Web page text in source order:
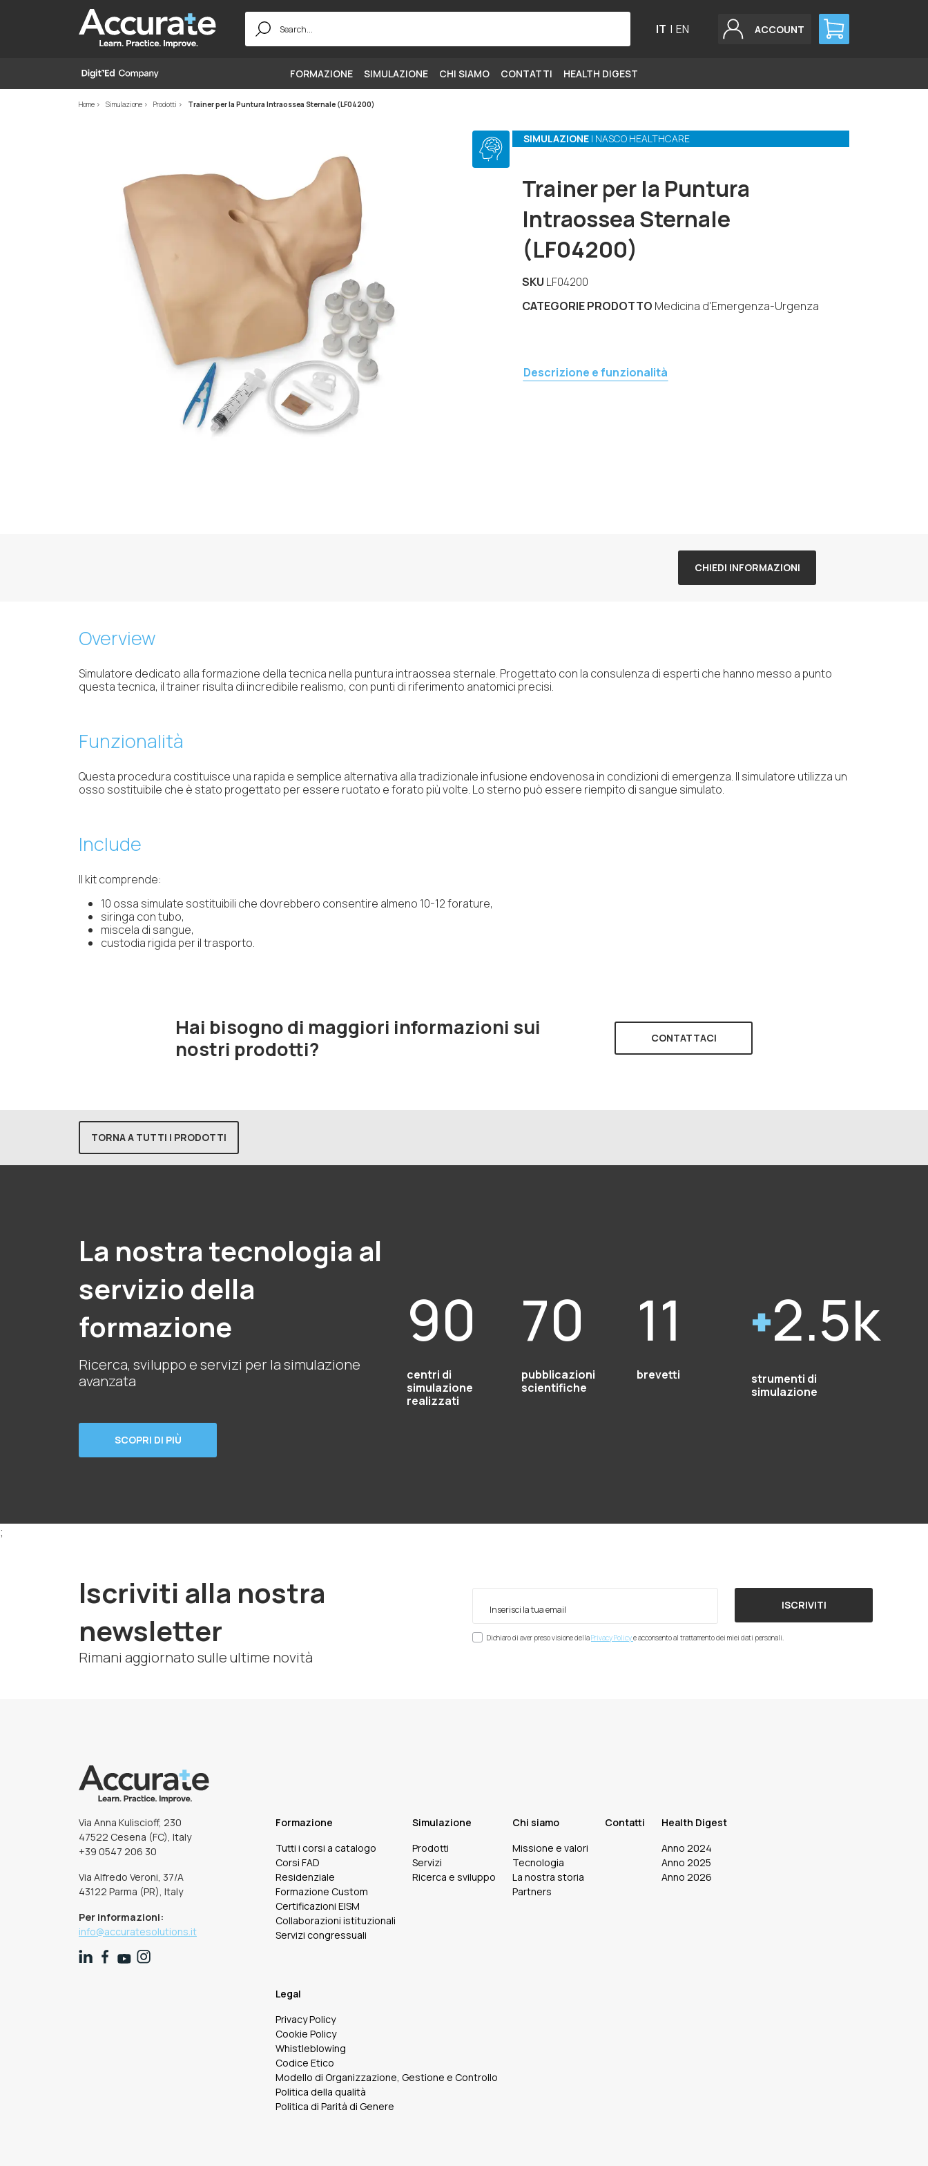
Search
for: IT | EN ACCOUNT
FORMAZIONE SIMULAZIONE CHI SIAMO CONTATTI HEALTH DIGEST
Home Simulazione Prodotti Trainer per la Puntura Intraossea Sternale (LF04200)
SIMULAZIONE| NASCO HEALTHCARE
Trainer per la Puntura
Intraossea Sternale
(LF04200)
SKU LF04200
CATEGORIE PRODOTTO Medicina d'Emergenza-Urgenza
Descrizione e funzionalità
CHIEDI INFORMAZIONI
Overview
Simulatore dedicato alla formazione della tecnica nella puntura intraossea sternale. Progettato con la consulenza di esperti che hanno messo a punto
questa tecnica, il trainer risulta di incredibile realismo, con punti di riferimento anatomici precisi.
Funzionalità
Questa procedura costituisce una rapida e semplice alternativa alla tradizionale infusione endovenosa in condizioni di emergenza. Il simulatore utilizza un
osso sostituibile che è stato progettato per essere ruotato e forato più volte. Lo sterno può essere riempito di sangue simulato.
Include
Il kit comprende:
10 ossa simulate sostituibili che dovrebbero consentire almeno 10-12 forature,
siringa con tubo,
miscela di sangue,
custodia rigida per il trasporto.
Hai bisogno di maggiori informazioni sui
nostri prodotti?
CONTATTACI
TORNA A TUTTI I PRODOTTI
La nostra tecnologia al
servizio della
formazione
Ricerca, sviluppo e servizi per la simulazione
avanzata
SCOPRI DI PIÙ
90
centri di
simulazione
realizzati
70
pubblicazioni
scientifiche
11
brevetti
2.5k
strumenti di
simulazione
;
Iscriviti alla nostra
newsletter
Rimani aggiornato sulle ultime novità
Dichiaro di aver preso visione dellaPrivacy Policye acconsento al trattamento dei miei dati personali.
ISCRIVITI
Via Anna Kuliscioff, 230
47522 Cesena (FC), Italy
+39 0547 206 30
Via Alfredo Veroni, 37/A
43122 Parma (PR), Italy
Per informazioni:
info@accuratesolutions.it
Formazione
Tutti i corsi a catalogo
Corsi FAD
Residenziale
Formazione Custom
Certificazioni EISM
Collaborazioni istituzionali
Servizi congressuali
Simulazione
Prodotti
Servizi
Ricerca e sviluppo
Chi siamo
Missione e valori
Tecnologia
La nostra storia
Partners
Contatti
Health Digest
Anno 2024
Anno 2025
Anno 2026
Legal
Privacy Policy
Cookie Policy
Whistleblowing
Codice Etico
Modello di Organizzazione, Gestione e Controllo
Politica della qualità
Politica di Parità di Genere